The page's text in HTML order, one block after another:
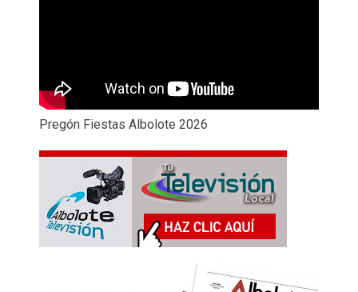
Pregón Fiestas Albolote 2026